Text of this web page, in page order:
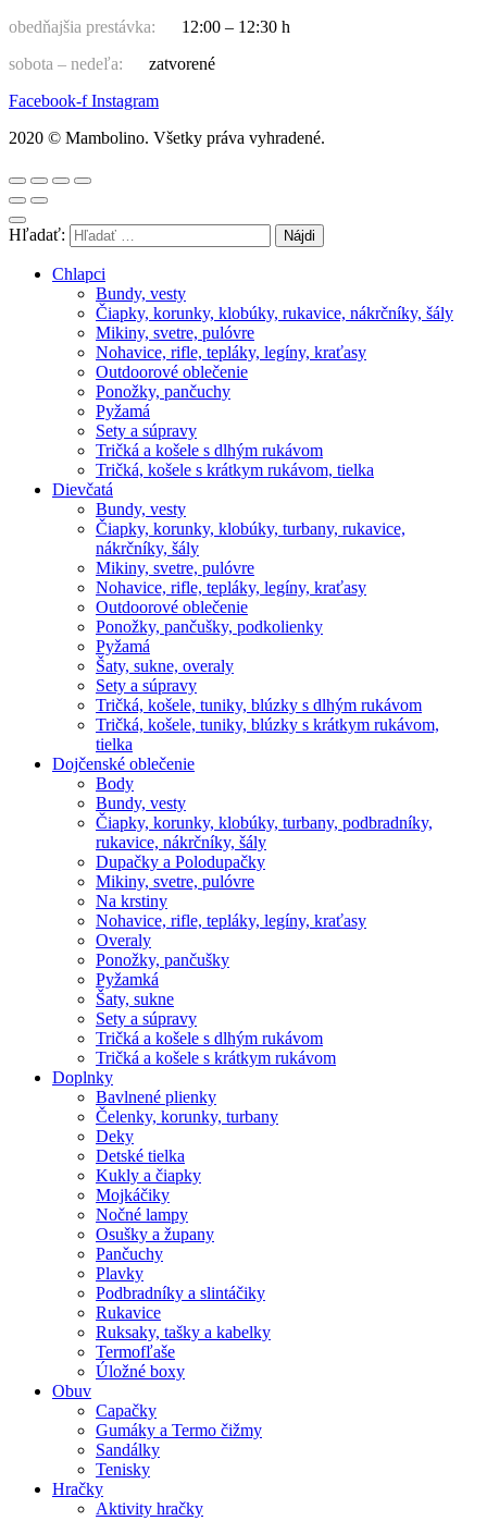
obedňajšia prestávka:
12:00 – 12:30 h
sobota – nedeľa:
zatvorené
Facebook-f Instagram
2020 © Mambolino. Všetky práva vyhradené.
Hľadať:
Chlapci
Bundy, vesty
Čiapky, korunky, klobúky, rukavice, nákrčníky, šály
Mikiny, svetre, pulóvre
Nohavice, rifle, tepláky, legíny, kraťasy
Outdoorové oblečenie
Ponožky, pančuchy
Pyžamá
Sety a súpravy
Tričká a košele s dlhým rukávom
Tričká, košele s krátkym rukávom, tielka
Dievčatá
Bundy, vesty
Čiapky, korunky, klobúky, turbany, rukavice,
nákrčníky, šály
Mikiny, svetre, pulóvre
Nohavice, rifle, tepláky, legíny, kraťasy
Outdoorové oblečenie
Ponožky, pančušky, podkolienky
Pyžamá
Šaty, sukne, overaly
Sety a súpravy
Tričká, košele, tuniky, blúzky s dlhým rukávom
Tričká, košele, tuniky, blúzky s krátkym rukávom,
tielka
Dojčenské oblečenie
Body
Bundy, vesty
Čiapky, korunky, klobúky, turbany, podbradníky,
rukavice, nákrčníky, šály
Dupačky a Polodupačky
Mikiny, svetre, pulóvre
Na krstiny
Nohavice, rifle, tepláky, legíny, kraťasy
Overaly
Ponožky, pančušky
Pyžamká
Šaty, sukne
Sety a súpravy
Tričká a košele s dlhým rukávom
Tričká a košele s krátkym rukávom
Doplnky
Bavlnené plienky
Čelenky, korunky, turbany
Deky
Detské tielka
Kukly a čiapky
Mojkáčiky
Nočné lampy
Osušky a župany
Pančuchy
Plavky
Podbradníky a slintáčiky
Rukavice
Ruksaky, tašky a kabelky
Termofľaše
Úložné boxy
Obuv
Capačky
Gumáky a Termo čižmy
Sandálky
Tenisky
Hračky
Aktivity hračky